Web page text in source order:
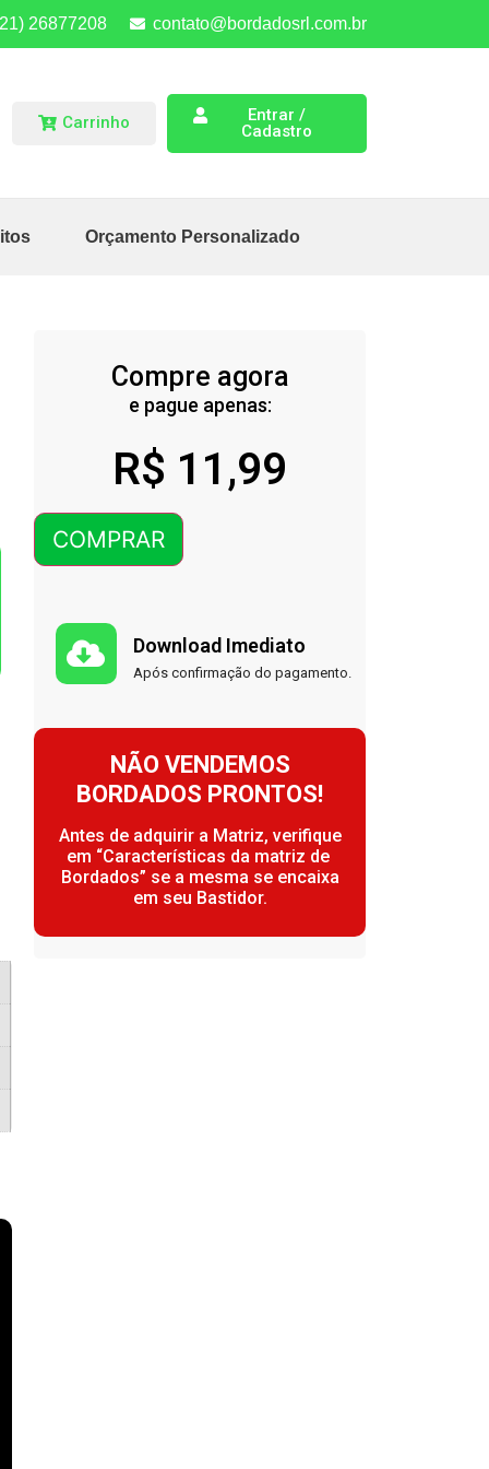
26877208 contato@bordadosrl.com.br
Carrinho
Entrar /
Cadastro
Orçamento Personalizado
Compre agora
e pague apenas:
R$ 11,99
COMPRAR
Download Imediato
Após confirmação do pagamento.
NÃO VENDEMOS
BORDADOS PRONTOS!
Antes de adquirir a Matriz, verifique
em “Características da matriz de
Bordados” se a mesma se encaixa
em seu Bastidor.